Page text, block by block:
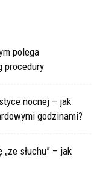
polega
procedury
nocnej – jak
godzinami?
słuchu” – jak